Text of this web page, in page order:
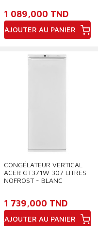
1 089,000 TND
AJOUTER AU PANIER
CONGÉLATEUR VERTICAL
ACER GT371W 307 LITRES
NOFROST - BLANC
1 739,000 TND
AJOUTER AU PANIER